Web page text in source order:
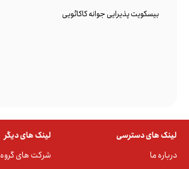
بیسکویت پذیرایی جوانه کاکائویی
لینک های دسترسی
درباره ما
لینک های دیگر
شرکت های گروه